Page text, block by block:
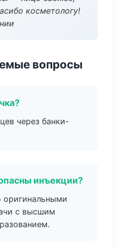
косметологу!
вопросы
через банки-
инъекции?
оригинальными
с высшим